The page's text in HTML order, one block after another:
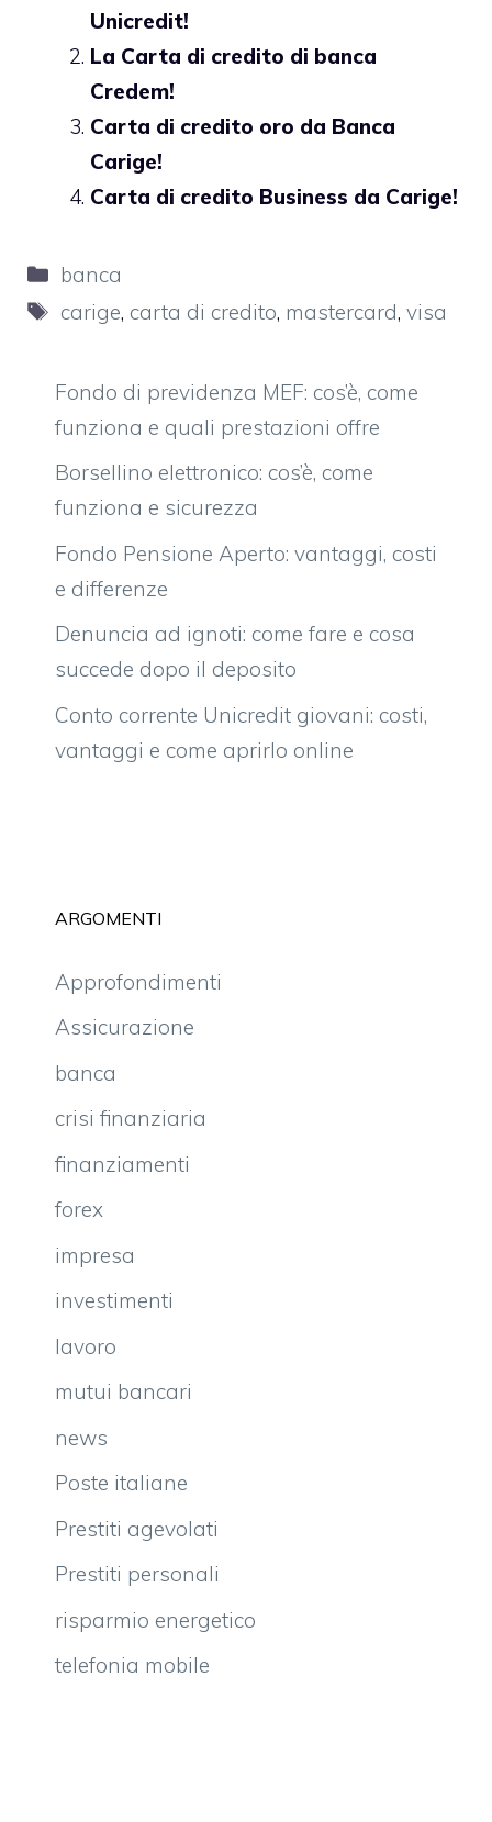
Unicredit!
La Carta di credito di banca
Credem!
Carta di credito oro da Banca
Carige!
Carta di credito Business da Carige!
Categorie
banca
Tag
carige, carta di credito, mastercard,visa
Fondo di previdenza MEF: cos’è, come
funziona e quali prestazioni offre
Borsellino elettronico: cos’è, come
funziona e sicurezza
Fondo Pensione Aperto: vantaggi, costi
e differenze
Denuncia ad ignoti: come fare e cosa
succede dopo il deposito
Conto corrente Unicredit giovani: costi,
vantaggi e come aprirlo online
ARGOMENTI
Approfondimenti
Assicurazione
banca
crisi finanziaria
finanziamenti
forex
impresa
investimenti
lavoro
mutui bancari
news
Poste italiane
Prestiti agevolati
Prestiti personali
risparmio energetico
telefonia mobile